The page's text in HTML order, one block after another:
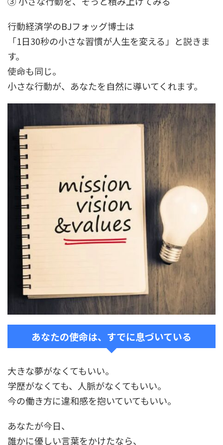
行動経済学のBJフォッグ博士は
「1日30秒の小さな習慣が人生を変える」と説きま
す。
使命も同じ。
小さな行動が、あなたを自然に導いてくれます。
あなたの使命は、すでに息づいている
大きな夢がなくてもいい。
学歴がなくても、人脈がなくてもいい。
今の働き方に違和感を抱いていてもいい。
あなたが今日、
誰かに優しい言葉をかけたなら、